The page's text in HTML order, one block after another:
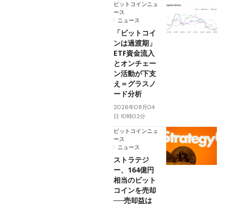
ビットコインニュ
ース
ニュース
「ビットコイ
ンは過渡期」
ETF資金流入
とオンチェー
ン活動が下支
え＝グラスノ
ード分析
2026年08月04
日 10時02分
ビットコインニュ
ース
ニュース
ストラテジ
ー、164億円
相当のビット
コインを売却
──売却益は